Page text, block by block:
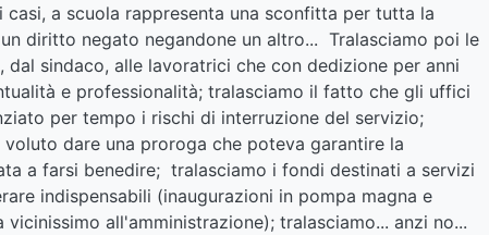
casi, a scuola rappresenta una sconfitta per tutta la
diritto negato negandone un altro... Tralasciamo poi le
dal sindaco, alle lavoratrici che con dedizione per anni
e professionalità; tralasciamo il fatto che gli uffici
per tempo i rischi di interruzione del servizio;
dare una proroga che poteva garantire la
a farsi benedire; tralasciamo i fondi destinati a servizi
indispensabili (inaugurazioni in pompa magna e
all'amministrazione); tralasciamo... anzi no...